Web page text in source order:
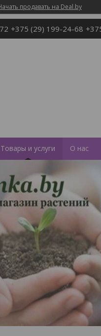
продавать на Deal.by
+375 (29) 199-24-68
Товары и услуги О нас